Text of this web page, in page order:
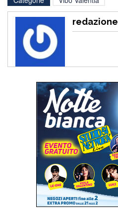
redazione